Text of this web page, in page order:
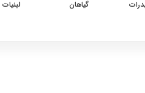
گیاهان لبنیات